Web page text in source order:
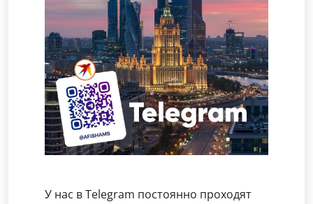
У нас в Telegram постоянно проходят